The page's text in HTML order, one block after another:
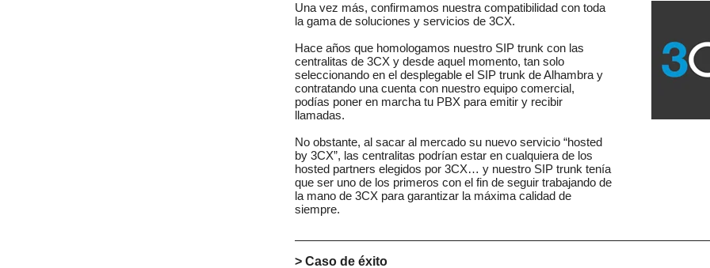
Una vez más, confirmamos nuestra compatibilidad con toda
la gama de soluciones y servicios de 3CX.
Hace años que homologamos nuestro SIP trunk con las
centralitas de 3CX y desde aquel momento, tan solo
seleccionando en el desplegable el SIP trunk de Alhambra y
contratando una cuenta con nuestro equipo comercial,
podías poner en marcha tu PBX para emitir y recibir
llamadas.
No obstante, al sacar al mercado su nuevo servicio “hosted
by 3CX”, las centralitas podrían estar en cualquiera de los
hosted partners elegidos por 3CX… y nuestro SIP trunk tenía
que ser uno de los primeros con el fin de seguir trabajando de
la mano de 3CX para garantizar la máxima calidad de
siempre.
> Caso de éxito